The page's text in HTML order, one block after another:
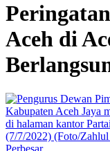
Aceh di
Perbesar